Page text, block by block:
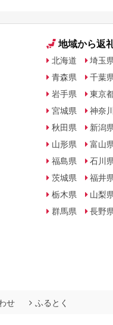
地域から返
北海道
青森県
岩手県
宮城県
秋田県
山形県
福島県
茨城県
栃木県
群馬県
埼玉
千葉
東京
神奈
新潟
富山
石川
福井
山梨
長野
せ ふるとく